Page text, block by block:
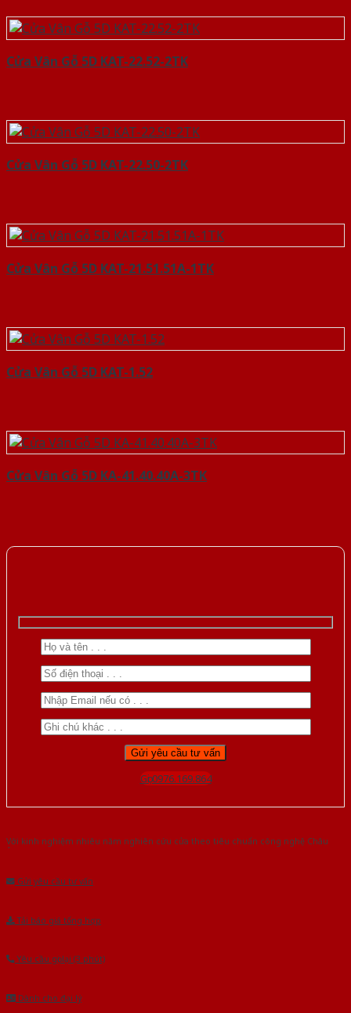
Cửa Vân Gỗ 5D KAT-22.52-2TK
Cửa Vân Gỗ 5D KAT-22.50-2TK
Cửa Vân Gỗ 5D KAT-21.51.51A-1TK
Cửa Vân Gỗ 5D KAT-1.52
Cửa Vân Gỗ 5D KA-41.40.40A-3TK
Gọi 0976.169.864
Với kinh nghiệm nhiêu năm nghiên cứu cửa theo tiêu chuẩn công nghệ Châu
Âu.Chúng tôi tự tin là nhà sản xuất & cung cấp hàng đầu tại Việt Nam!
Gửi yêu cầu tư vấn
Tải báo giá tổng hợp
Yêu cầu gọi lại (3 phút)
Dành cho đại lý